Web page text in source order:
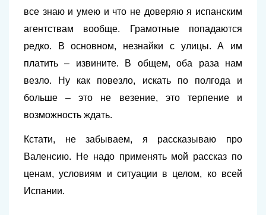
все знаю и умею и что не доверяю я испанским
агентствам вообще. Грамотные попадаются
редко. В основном, незнайки с улицы. А им
платить – извините. В общем, оба раза нам
везло. Ну как повезло, искать по полгода и
больше – это не везение, это терпение и
возможность ждать.
Кстати, не забываем, я рассказываю про
Валенсию. Не надо применять мой рассказ по
ценам, условиям и ситуации в целом, ко всей
Испании.